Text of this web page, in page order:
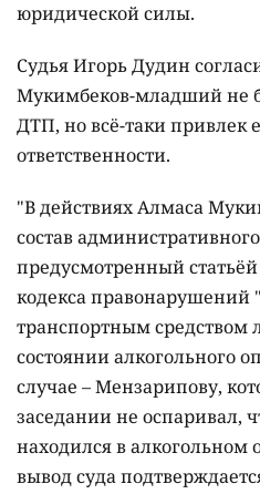
юридической силы.
Судья Игорь Дудин
Мукимбеков-младший не
ДТП, но всё-таки привлек
ответственности.
"В действиях Алмаса
состав
предусмотренный
кодекса правонарушений
транспортным средством
состоянии алкогольного
случае – Мензарипову,
заседании не оспаривал,
находился в
вывод суда